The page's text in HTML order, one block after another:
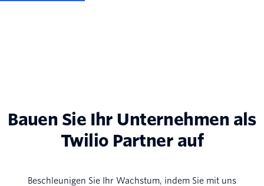
Bauen Sie Ihr Unternehmen als
Twilio Partner auf
Beschleunigen Sie Ihr Wachstum, indem Sie mit uns